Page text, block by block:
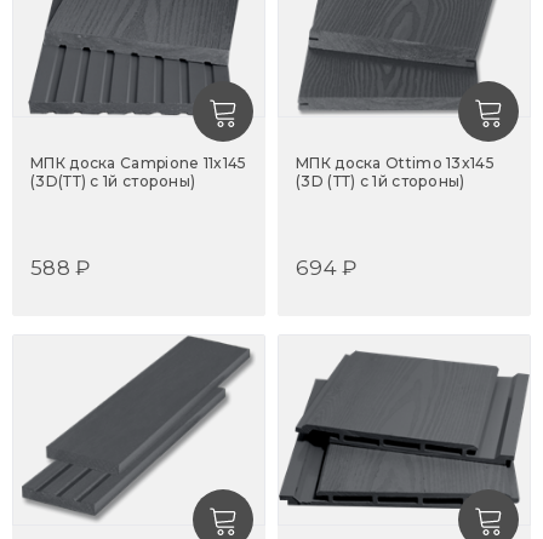
МПК доска Campione 11x145
(3D(ТТ) с 1й стороны)
588 ₽
МПК доска Ottimo 13x145
(3D (ТТ) с 1й стороны)
694 ₽